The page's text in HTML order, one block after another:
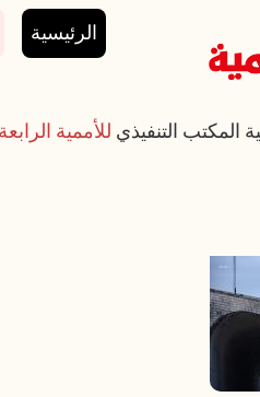
القائمة الرئيسيةالرئيسية
التنفيذي للأممية الرابعة